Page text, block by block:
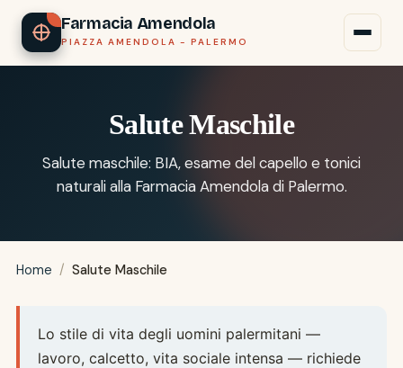
Farmacia Amendola
PIAZZA AMENDOLA - PALERMO
Salute Maschile
Salute maschile: BIA, esame del capello e tonici
naturali alla Farmacia Amendola di Palermo.
Home / Salute Maschile
Lo stile di vita degli uomini palermitani —
lavoro, calcetto, vita sociale intensa — richiede